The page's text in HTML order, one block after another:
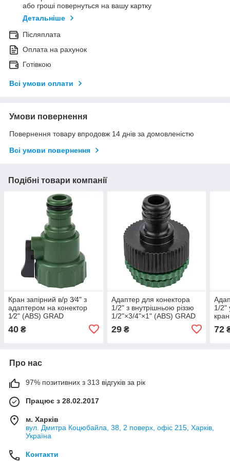
або гроші повернуться на вашу картку
Детальніше
Післяплата
Оплата на рахунок
Готівкою
Всі умови оплати
Умови повернення
Повернення товару впродовж 14 днів за домовленістю
Всі умови повернення
Подібні товари компанії
Кран запірний в/р 3⁄4" з
адаптером на конектор
1⁄2" (ABS) GRAD
40 ₴
Адаптер для конектора
1/2" з внутрішньою різзю
1/2"×3/4"×1" (ABS) GRAD
29₴
1/2"
72
Про нас
97% позитивних з 313 відгуків за рік
Працює з 28.02.2017
м. Харків
вул. Дмитра Коцюбайла, 38, 2 поверх, офіс 215, Харків,
Україна
Контакти